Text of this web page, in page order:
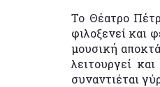
Το Θέατρο
φιλοξενεί και
μουσική
λειτουργεί
συναντιέται